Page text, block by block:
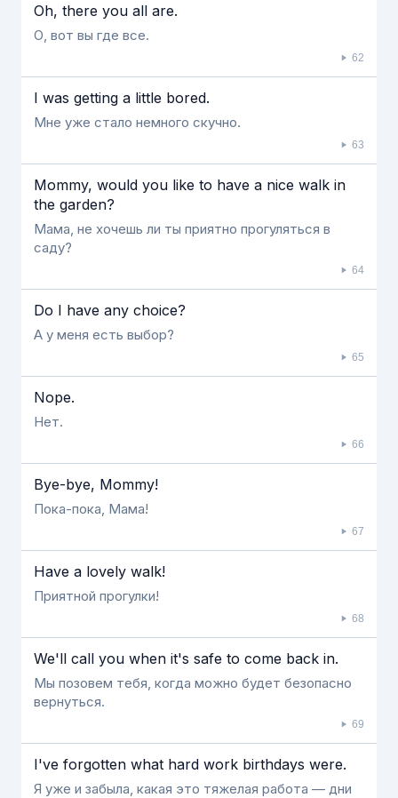
Oh, there you all are.
О, вот вы где все.
62
I was getting a little bored.
Мне уже стало немного скучно.
63
Mommy, would you like to have a nice walk in
the garden?
Мама, не хочешь ли ты приятно прогуляться в
саду?
64
Do I have any choice?
А у меня есть выбор?
65
Nope.
Нет.
66
Bye-bye, Mommy!
Пока-пока, Мама!
67
Have a lovely walk!
Приятной прогулки!
68
We'll call you when it's safe to come back in.
Мы позовем тебя, когда можно будет безопасно
вернуться.
69
I've forgotten what hard work birthdays were.
Я уже и забыла, какая это тяжелая работа — дни